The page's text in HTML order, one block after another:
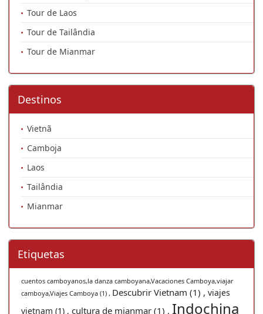
Tour de Laos
Tour de Tailândia
Tour de Mianmar
Destinos
Vietnã
Camboja
Laos
Tailândia
Mianmar
Etiquetas
cuentos camboyanos,la danza camboyana,Vacaciones Camboya,viajar
camboya,Viajes Camboya (1) , Descubrir Vietnam (1) , viajes
vietnam (1) , cultura de mianmar (1) , Indochina